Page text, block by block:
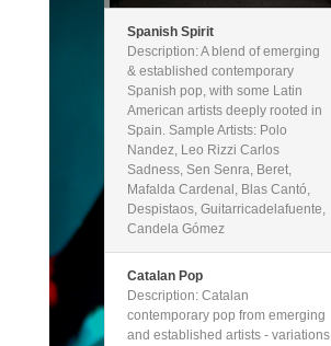
Spanish Spirit
Description: A blend of emerging
& established contemporary
Spanish pop, with some Latin
American artists deeply rooted in
Spain. Sample Artists: Polo
Nandez, Leo Rizzi Carlos
Sadness, Sen Senra, Beret,
Mafalda Cardenal, Blas Cantó,
Despistaos, Guitarricadelafuente,
Candela Gómez
Catalan Pop
Description: Catalan
contemporary pop from emerging
and established artists - variations